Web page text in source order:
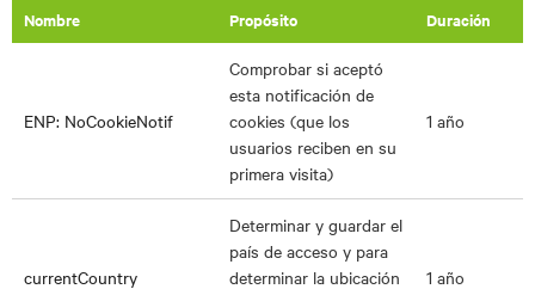
Nombre Propósito Duración
ENP: NoCookieNotif
Comprobar si aceptó
esta notificación de
cookies (que los
usuarios reciben en su
primera visita)
1 año
currentCountry
Determinar y guardar el
país de acceso y para
determinar la ubicación
1 año